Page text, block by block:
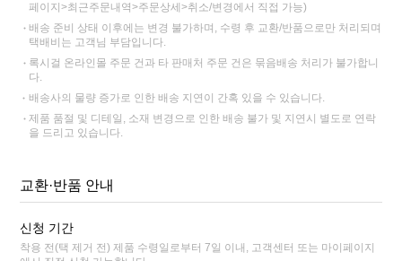
페이지>최근주문내역>주문상세>취소/변경에서 직접 가능)
배송 준비 상태 이후에는 변경 불가하며, 수령 후 교환/반품으로만 처리되며
택배비는 고객님 부담입니다.
록시걸 온라인몰 주문 건과 타 판매처 주문 건은 묶음배송 처리가 불가합니
다.
배송사의 물량 증가로 인한 배송 지연이 간혹 있을 수 있습니다.
제품 품절 및 디테일, 소재 변경으로 인한 배송 불가 및 지연시 별도로 연락
을 드리고 있습니다.
교환·반품 안내
신청 기간
착용 전(택 제거 전) 제품 수령일로부터 7일 이내, 고객센터 또는 마이페이지